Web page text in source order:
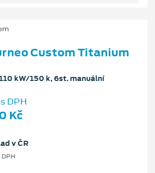
Custom Titanium
kW/150 k, 6st. manuální
DPH
Kč
v ČR